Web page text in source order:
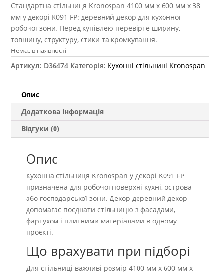
Стандартна стільниця Kronospan 4100 мм x 600 мм x 38
мм у декорі K091 FP: деревний декор для кухонної
робочої зони. Перед купівлею перевірте ширину,
товщину, структуру, стики та кромкування.
Немає в наявності
Артикул: D36474 Категорія: Кухонні стільниці Kronospan
Опис
Додаткова інформація
Відгуки (0)
Опис
Кухонна стільниця Kronospan у декорі K091 FP
призначена для робочої поверхні кухні, острова
або господарської зони. Декор деревний декор
допомагає поєднати стільницю з фасадами,
фартухом і плитними матеріалами в одному
проєкті.
Що врахувати при підборі
Для стільниці важливі розмір 4100 мм x 600 мм x